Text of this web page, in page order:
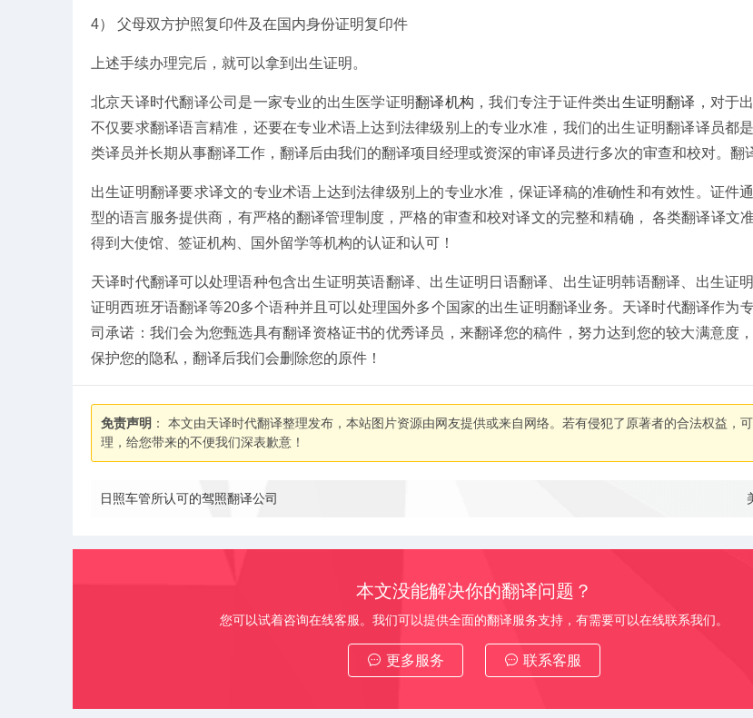
4） 父母双方护照复印件及在国内身份证明复印件
上述手续办理完后，就可以拿到出生证明。
北京天译时代翻译公司是一家专业的出生医学证明翻译机构 ，我们专注于证件类出生证明翻译 ，对于
不仅要求翻译语言精准，还要在专业术语上达到法律级别上的专业水准，我们的出生证明翻译译员都
类译员并长期从事翻译工作，翻译后由我们的翻译项目经理或资深的审译员进行多次的审查和校对。翻
出生证明翻译要求译文的专业术语上达到法律级别上的专业水准，保证译稿的准确性和有效性。证件
型的语言服务提供商，有严格的翻译管理制度，严格的审查和校对译文的完整和精确， 各类翻译译文
得到大使馆、签证机构、国外留学等机构的认证和认可！
天译时代翻译可以处理语种包含出生证明英语翻译、出生证明日语翻译、出生证明韩语翻译、出生证
证明西班牙语翻译等20多个语种并且可以处理国外多个国家的出生证明翻译业务。天译时代翻译作为
司承诺：我们会为您甄选具有翻译资格证书的优秀译员，来翻译您的稿件，努力达到您的较大满意度
保护您的隐私，翻译后我们会删除您的原件！
免责声明 ： 本文由天译时代翻译整理发布，本站图片资源由网友提供或来自网络。若有侵犯了原著者的合法权益，
理，给您带来的不便我们深表歉意！
日照车管所认可的驾照翻译公司
本文没能解决你的翻译问题？
您可以试着咨询在线客服。我们可以提供全面的翻译服务支持，有需要可以在线联系我们。
更多服务 联系客服